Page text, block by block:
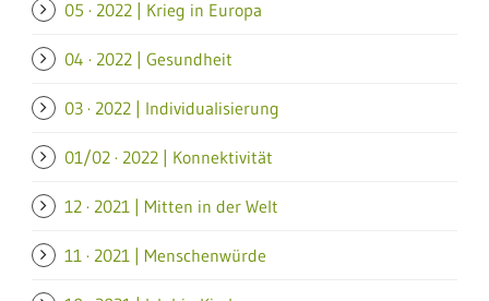
05 · 2022 | Krieg in Europa
04 · 2022 | Gesundheit
03 · 2022 | Individualisierung
01/02 · 2022 | Konnektivität
12 · 2021 | Mitten in der Welt
11 · 2021 | Menschenwürde